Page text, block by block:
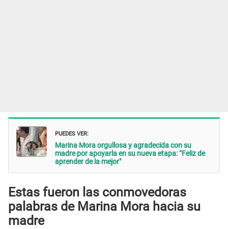
PUEDES VER:
Marina Mora orgullosa y agradecida con su
madre por apoyarla en su nueva etapa: “Feliz de
aprender de la mejor"
Estas fueron las conmovedoras
palabras de Marina Mora hacia su
madre